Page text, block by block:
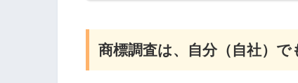
商標調査は、自分（自社）で